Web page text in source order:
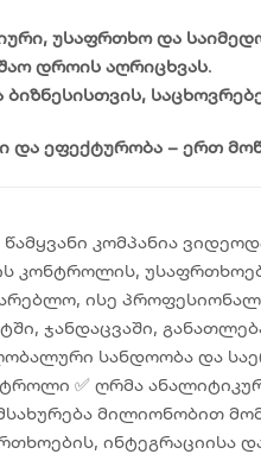
უსაფრთხო და
დროის აღრიცხვას.
და ეფექტურობა – ერთ
კომპანია
კონტროლის,
ისე
ჯანდაცვაში,
სანდოობა და
✅ ღრმა
მილიონობით
ინტეგრაციისა